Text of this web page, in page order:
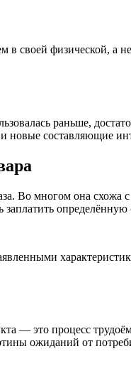
в своей физической,
раньше,
и новые составляющие
Во многом она схожа
— это процесс
ожиданий от